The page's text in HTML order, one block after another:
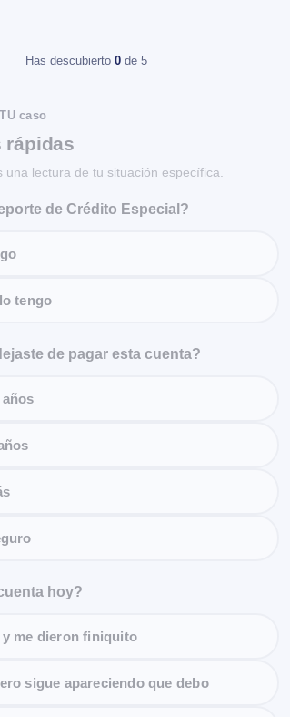
Has descubierto 0 de 5
caso
rápidas
una lectura de tu situación específica.
de Crédito Especial?
tengo
de pagar esta cuenta?
años
hoy?
y me dieron finiquito
sigue apareciendo que debo